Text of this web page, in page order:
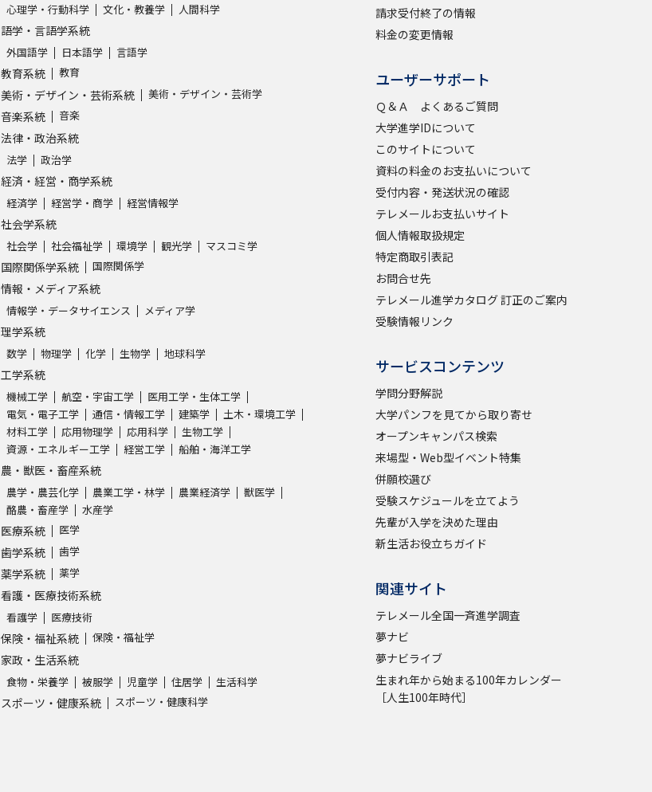
併願校選び 受験スケジュールを立てよう
先輩が入学を決めた理由
テレメール全国一斉進学調査
学問検索
大学で学びたい学問発見
学問の教科書 夢ナビライブ
ユーザーサポート
受付内容・発送状況の確認 テレメールお支払いサイト
個人情報取扱規定
特定商取引表記 テレメール進学カタログ
受験情報リンク
心理学・行動科学
文化・教養学 人間科学
語学・言語学系統
外国語学 日本語学 言語学
教育系統 教育
美術・デザイン・芸術系統 美術・デザイン・芸術学
音楽系統 音楽
法律・政治系統
法学 政治学
経済・経営・商学系統
経済学 経営学・商学 経営情報学
社会学系統
社会学 社会福祉学 環境学 観光学 マスコミ学
国際関係学系統 国際関係学
情報・メディア系統
情報学・データサイエンス メディア学
理学系統
数学 物理学 化学 生物学 地球科学
工学系統
機械工学 航空・宇宙工学
医用工学・生体工学
電気・電子工学
通信・情報工学 建築学
土木・環境工学
材料工学
応用物理学 応用科学
生物工学
資源・エネルギー工学
経営工学 船舶・海洋工学
農・獣医・畜産系統
農学・農芸化学 農業工学・林学 農業経済学
獣医学
酪農・畜産学
水産学
医療系統 医学
歯学系統 歯学
薬学系統 薬学
看護・医療技術系統
看護学 医療技術
保険・福祉系統 保険・福祉学
家政・生活系統
食物・栄養学 被服学 児童学 住居学 生活科学
スポーツ・健康系統 スポーツ・健康科学
請求受付終了の情報
料金の変更情報
ユーザーサポート
Ｑ＆Ａ よくあるご質問
大学進学IDについて
このサイトについて
資料の料金のお支払いについて
受付内容・発送状況の確認
テレメールお支払いサイト
個人情報取扱規定
特定商取引表記
お問合せ先
テレメール進学カタログ 訂正のご案内
受験情報リンク
サービスコンテンツ
学問分野解説
大学パンフを見てから取り寄せ
オープンキャンパス検索
来場型・Web型イベント特集
併願校選び
受験スケジュールを立てよう
先輩が入学を決めた理由
新生活お役立ちガイド
関連サイト
テレメール全国一斉進学調査
夢ナビ
夢ナビライブ
生まれ年から始まる100年カレンダー
［人生100年時代］